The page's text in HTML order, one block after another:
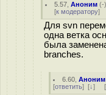
5.57 ,Аноним (-
[к модератору]
Для svn
одна ветка
была
branches.
6.60 ,Аноним
[ответить] [↓] [